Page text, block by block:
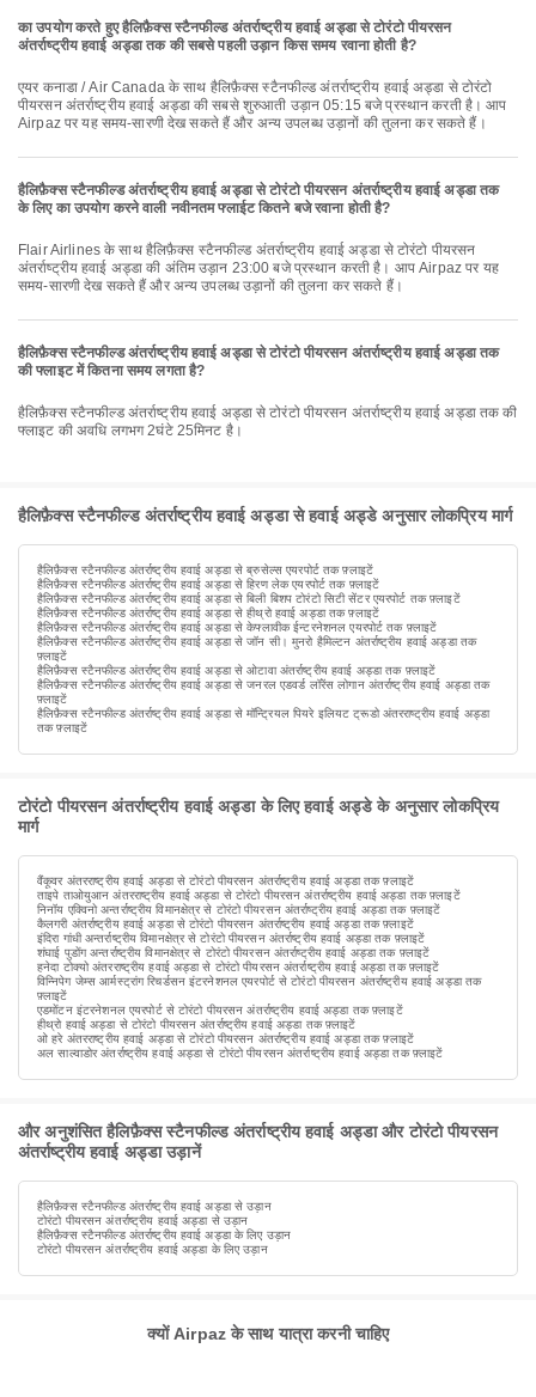
का उपयोग करते हुए हैलिफ़ैक्स स्टैनफील्ड अंतर्राष्ट्रीय हवाई अड्डा से टोरंटो पीयरसन
अंतर्राष्ट्रीय हवाई अड्डा तक की सबसे पहली उड़ान किस समय रवाना होती है?
एयर कनाडा / Air Canada के साथ हैलिफ़ैक्स स्टैनफील्ड अंतर्राष्ट्रीय हवाई अड्डा से टोरंटो
पीयरसन अंतर्राष्ट्रीय हवाई अड्डा की सबसे शुरुआती उड़ान 05:15 बजे प्रस्थान करती है। आप
Airpaz पर यह समय-सारणी देख सकते हैं और अन्य उपलब्ध उड़ानों की तुलना कर सकते हैं।
हैलिफ़ैक्स स्टैनफील्ड अंतर्राष्ट्रीय हवाई अड्डा से टोरंटो पीयरसन अंतर्राष्ट्रीय हवाई अड्डा तक
के लिए का उपयोग करने वाली नवीनतम फ्लाईट कितने बजे रवाना होती है?
Flair Airlines के साथ हैलिफ़ैक्स स्टैनफील्ड अंतर्राष्ट्रीय हवाई अड्डा से टोरंटो पीयरसन
अंतर्राष्ट्रीय हवाई अड्डा की अंतिम उड़ान 23:00 बजे प्रस्थान करती है। आप Airpaz पर यह
समय-सारणी देख सकते हैं और अन्य उपलब्ध उड़ानों की तुलना कर सकते हैं।
हैलिफ़ैक्स स्टैनफील्ड अंतर्राष्ट्रीय हवाई अड्डा से टोरंटो पीयरसन अंतर्राष्ट्रीय हवाई अड्डा तक
की फ्लाइट में कितना समय लगता है?
हैलिफ़ैक्स स्टैनफील्ड अंतर्राष्ट्रीय हवाई अड्डा से टोरंटो पीयरसन अंतर्राष्ट्रीय हवाई अड्डा तक की
फ्लाइट की अवधि लगभग 2घंटे 25मिनट है।
हैलिफ़ैक्स स्टैनफील्ड अंतर्राष्ट्रीय हवाई अड्डा से हवाई अड्डे अनुसार लोकप्रिय मार्ग
हैलिफ़ैक्स स्टैनफील्ड अंतर्राष्ट्रीय हवाई अड्डा से ब्रुसेल्स एयरपोर्ट तक फ़्लाइटें
हैलिफ़ैक्स स्टैनफील्ड अंतर्राष्ट्रीय हवाई अड्डा से हिरण लेक एयरपोर्ट तक फ़्लाइटें
हैलिफ़ैक्स स्टैनफील्ड अंतर्राष्ट्रीय हवाई अड्डा से बिली बिशप टोरंटो सिटी सेंटर एयरपोर्ट तक फ़्लाइटें
हैलिफ़ैक्स स्टैनफील्ड अंतर्राष्ट्रीय हवाई अड्डा से हीथ्रो हवाई अड्डा तक फ़्लाइटें
हैलिफ़ैक्स स्टैनफील्ड अंतर्राष्ट्रीय हवाई अड्डा से केफ्लावीक ईन्टरनेशनल एयरपोर्ट तक फ़्लाइटें
हैलिफ़ैक्स स्टैनफील्ड अंतर्राष्ट्रीय हवाई अड्डा से जॉन सी। मुनरो हैमिल्टन अंतर्राष्ट्रीय हवाई अड्डा तक
फ़्लाइटें
हैलिफ़ैक्स स्टैनफील्ड अंतर्राष्ट्रीय हवाई अड्डा से ओटावा अंतर्राष्ट्रीय हवाई अड्डा तक फ़्लाइटें
हैलिफ़ैक्स स्टैनफील्ड अंतर्राष्ट्रीय हवाई अड्डा से जनरल एडवर्ड लॉरेंस लोगान अंतर्राष्ट्रीय हवाई अड्डा तक
फ़्लाइटें
हैलिफ़ैक्स स्टैनफील्ड अंतर्राष्ट्रीय हवाई अड्डा से मॉन्ट्रियल पियरे इलियट ट्रूडो अंतरराष्ट्रीय हवाई अड्डा
तक फ़्लाइटें
टोरंटो पीयरसन अंतर्राष्ट्रीय हवाई अड्डा के लिए हवाई अड्डे के अनुसार लोकप्रिय
मार्ग
वैंकूवर अंतरराष्ट्रीय हवाई अड्डा से टोरंटो पीयरसन अंतर्राष्ट्रीय हवाई अड्डा तक फ़्लाइटें
ताइपे ताओयुआन अंतरराष्ट्रीय हवाई अड्डा से टोरंटो पीयरसन अंतर्राष्ट्रीय हवाई अड्डा तक फ़्लाइटें
निनॉय एक्विनो अन्तर्राष्ट्रीय विमानक्षेत्र से टोरंटो पीयरसन अंतर्राष्ट्रीय हवाई अड्डा तक फ़्लाइटें
कैलगरी अंतर्राष्ट्रीय हवाई अड्डा से टोरंटो पीयरसन अंतर्राष्ट्रीय हवाई अड्डा तक फ़्लाइटें
इंदिरा गांधी अन्तर्राष्ट्रीय विमानक्षेत्र से टोरंटो पीयरसन अंतर्राष्ट्रीय हवाई अड्डा तक फ़्लाइटें
शंघाई पुडोंग अन्तर्राष्ट्रीय विमानक्षेत्र से टोरंटो पीयरसन अंतर्राष्ट्रीय हवाई अड्डा तक फ़्लाइटें
हनेदा टोक्यो अंतरराष्ट्रीय हवाई अड्डा से टोरंटो पीयरसन अंतर्राष्ट्रीय हवाई अड्डा तक फ़्लाइटें
विन्निपेग जेम्स आर्मस्ट्रांग रिचर्डसन इंटरनेशनल एयरपोर्ट से टोरंटो पीयरसन अंतर्राष्ट्रीय हवाई अड्डा तक
फ़्लाइटें
एडमोंटन इंटरनेशनल एयरपोर्ट से टोरंटो पीयरसन अंतर्राष्ट्रीय हवाई अड्डा तक फ़्लाइटें
हीथ्रो हवाई अड्डा से टोरंटो पीयरसन अंतर्राष्ट्रीय हवाई अड्डा तक फ़्लाइटें
ओ हरे अंतरराष्ट्रीय हवाई अड्डा से टोरंटो पीयरसन अंतर्राष्ट्रीय हवाई अड्डा तक फ़्लाइटें
अल साल्वाडोर अंतर्राष्ट्रीय हवाई अड्डा से टोरंटो पीयरसन अंतर्राष्ट्रीय हवाई अड्डा तक फ़्लाइटें
और अनुशंसित हैलिफ़ैक्स स्टैनफील्ड अंतर्राष्ट्रीय हवाई अड्डा और टोरंटो पीयरसन
अंतर्राष्ट्रीय हवाई अड्डा उड़ानें
हैलिफ़ैक्स स्टैनफील्ड अंतर्राष्ट्रीय हवाई अड्डा से उड़ान
टोरंटो पीयरसन अंतर्राष्ट्रीय हवाई अड्डा से उड़ान
हैलिफ़ैक्स स्टैनफील्ड अंतर्राष्ट्रीय हवाई अड्डा के लिए उड़ान
टोरंटो पीयरसन अंतर्राष्ट्रीय हवाई अड्डा के लिए उड़ान
क्यों Airpaz के साथ यात्रा करनी चाहिए